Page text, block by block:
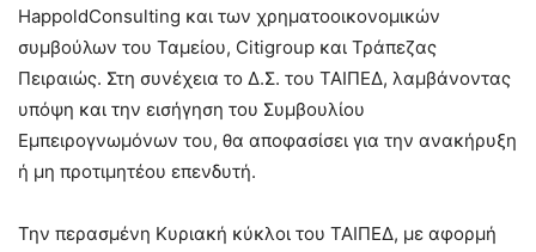
HappoldConsulting και των χρηματοοικονομικών
συμβούλων του Ταμείου, Citigroup και Τράπεζας
Πειραιώς. Στη συνέχεια το Δ.Σ. του ΤΑΙΠΕΔ, λαμβάνοντας
υπόψη και την εισήγηση του Συμβουλίου
Εμπειρογνωμόνων του, θα αποφασίσει για την ανακήρυξη
ή μη προτιμητέου επενδυτή.
Την περασμένη Κυριακή κύκλοι του ΤΑΙΠΕΔ, με αφορμή